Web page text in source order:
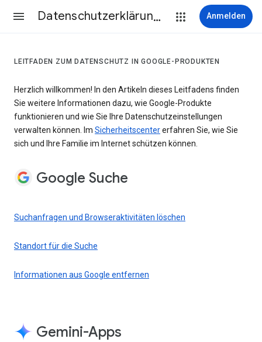
Datenschutzerklärung & Nutzungsbedingungen Anmelden
LEITFADEN ZUM DATENSCHUTZ IN GOOGLE-PRODUKTEN
Herzlich willkommen! In den Artikeln dieses Leitfadens finden
Sie weitere Informationen dazu, wie Google-Produkte
funktionieren und wie Sie Ihre Datenschutzeinstellungen
verwalten können. Im Sicherheitscentererfahren Sie, wie Sie
sich und Ihre Familie im Internet schützen können.
Google Suche
Suchanfragen und Browseraktivitäten löschen
Standort für die Suche
Informationen aus Google entfernen
Gemini-Apps